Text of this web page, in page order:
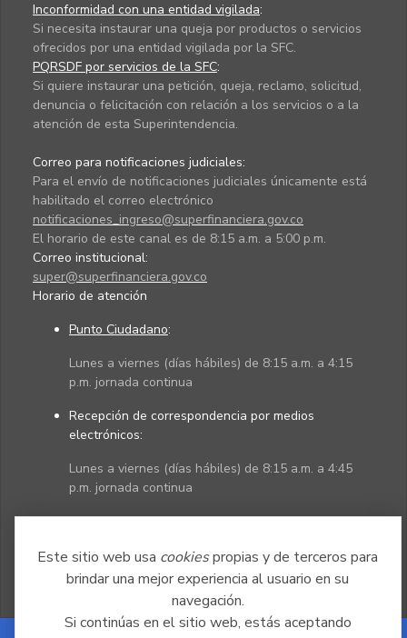
Este sitio web usa cookiespropias y de terceros para
brindar una mejor experiencia al usuario en su
navegación.
Si continúas en el sitio web, estás aceptando
Inconformidad con una entidad vigilada:
Si necesita instaurar una queja por productos o servicios
ofrecidos por una entidad vigilada por la SFC.
PQRSDF por servicios de la SFC:
Si quiere instaurar una petición, queja, reclamo, solicitud,
denuncia o felicitación con relación a los servicios o a la
atención de esta Superintendencia.
Correo para notificaciones judiciales:
Para el envío de notificaciones judiciales únicamente está
habilitado el correo electrónico
notificaciones_ingreso@superfinanciera.gov.co
El horario de este canal es de 8:15 a.m. a 5:00 p.m.
Correo institucional:
super@superfinanciera.gov.co
Horario de atención
Punto Ciudadano:
Lunes a viernes (días hábiles) de 8:15 a.m. a 4:15
p.m. jornada continua
Recepción de correspondencia por medios
electrónicos:
Lunes a viernes (días hábiles) de 8:15 a.m. a 4:45
p.m. jornada continua